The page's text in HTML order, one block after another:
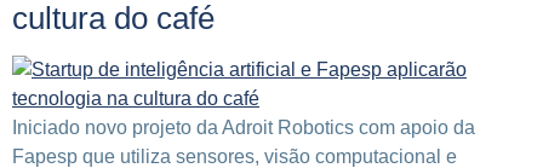
cultura do café
Iniciado novo projeto da Adroit Robotics com apoio da
Fapesp que utiliza sensores, visão computacional e